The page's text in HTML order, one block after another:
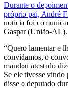
Durante o
próprio pai, André
notícia foi
Gaspar (União-AL).
“Quero lamentar e
convidamos, o
mandou atestado
Se ele tivesse vindo
disse o deputado